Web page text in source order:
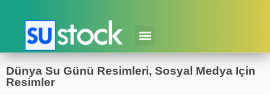
Dünya Su Günü Resimleri, Sosyal Medya Için
Resimler